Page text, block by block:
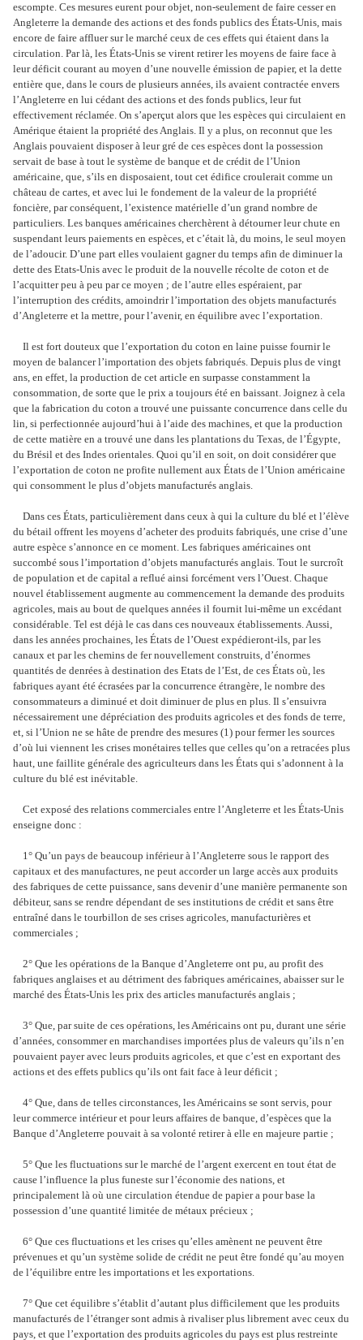
escompte. Ces mesures eurent pour objet, non-seulement de faire cesser en
Angleterre la demande des actions et des fonds publics des États-Unis, mais
encore de faire affluer sur le marché ceux de ces effets qui étaient dans la
circulation. Par là, les États-Unis se virent retirer les moyens de faire face à
leur déficit courant au moyen d’une nouvelle émission de papier, et la dette
entière que, dans le cours de plusieurs années, ils avaient contractée envers
l’Angleterre en lui cédant des actions et des fonds publics, leur fut
effectivement réclamée. On s’aperçut alors que les espèces qui circulaient en
Amérique étaient la propriété des Anglais. Il y a plus, on reconnut que les
Anglais pouvaient disposer à leur gré de ces espèces dont la possession
servait de base à tout le système de banque et de crédit de l’Union
américaine, que, s’ils en disposaient, tout cet édifice croulerait comme un
château de cartes, et avec lui le fondement de la valeur de la propriété
foncière, par conséquent, l’existence matérielle d’un grand nombre de
particuliers. Les banques américaines cherchèrent à détourner leur chute en
suspendant leurs paiements en espèces, et c’était là, du moins, le seul moyen
de l’adoucir. D’une part elles voulaient gagner du temps afin de diminuer la
dette des Etats-Unis avec le produit de la nouvelle récolte de coton et de
l’acquitter peu à peu par ce moyen ; de l’autre elles espéraient, par
l’interruption des crédits, amoindrir l’importation des objets manufacturés
d’Angleterre et la mettre, pour l’avenir, en équilibre avec l’exportation.
Il est fort douteux que l’exportation du coton en laine puisse fournir le
moyen de balancer l’importation des objets fabriqués. Depuis plus de vingt
ans, en effet, la production de cet article en surpasse constamment la
consommation, de sorte que le prix a toujours été en baissant. Joignez à cela
que la fabrication du coton a trouvé une puissante concurrence dans celle du
lin, si perfectionnée aujourd’hui à l’aide des machines, et que la production
de cette matière en a trouvé une dans les plantations du Texas, de l’Égypte,
du Brésil et des Indes orientales. Quoi qu’il en soit, on doit considérer que
l’exportation de coton ne profite nullement aux États de l’Union américaine
qui consomment le plus d’objets manufacturés anglais.
Dans ces États, particulièrement dans ceux à qui la culture du blé et l’élève
du bétail offrent les moyens d’acheter des produits fabriqués, une crise d’une
autre espèce s’annonce en ce moment. Les fabriques américaines ont
succombé sous l’importation d’objets manufacturés anglais. Tout le surcroît
de population et de capital a reflué ainsi forcément vers l’Ouest. Chaque
nouvel établissement augmente au commencement la demande des produits
agricoles, mais au bout de quelques années il fournit lui-même un excédant
considérable. Tel est déjà le cas dans ces nouveaux établissements. Aussi,
dans les années prochaines, les États de l’Ouest expédieront-ils, par les
canaux et par les chemins de fer nouvellement construits, d’énormes
quantités de denrées à destination des Etats de l’Est, de ces États où, les
fabriques ayant été écrasées par la concurrence étrangère, le nombre des
consommateurs a diminué et doit diminuer de plus en plus. Il s’ensuivra
nécessairement une dépréciation des produits agricoles et des fonds de terre,
et, si l’Union ne se hâte de prendre des mesures (1) pour fermer les sources
d’où lui viennent les crises monétaires telles que celles qu’on a retracées plus
haut, une faillite générale des agriculteurs dans les États qui s’adonnent à la
culture du blé est inévitable.
Cet exposé des relations commerciales entre l’Angleterre et les États-Unis
enseigne donc :
1° Qu’un pays de beaucoup inférieur à l’Angleterre sous le rapport des
capitaux et des manufactures, ne peut accorder un large accès aux produits
des fabriques de cette puissance, sans devenir d’une manière permanente son
débiteur, sans se rendre dépendant de ses institutions de crédit et sans être
entraîné dans le tourbillon de ses crises agricoles, manufacturières et
commerciales ;
2° Que les opérations de la Banque d’Angleterre ont pu, au profit des
fabriques anglaises et au détriment des fabriques américaines, abaisser sur le
marché des États-Unis les prix des articles manufacturés anglais ;
3° Que, par suite de ces opérations, les Américains ont pu, durant une série
d’années, consommer en marchandises importées plus de valeurs qu’ils n’en
pouvaient payer avec leurs produits agricoles, et que c’est en exportant des
actions et des effets publics qu’ils ont fait face à leur déficit ;
4° Que, dans de telles circonstances, les Américains se sont servis, pour
leur commerce intérieur et pour leurs affaires de banque, d’espèces que la
Banque d’Angleterre pouvait à sa volonté retirer à elle en majeure partie ;
5° Que les fluctuations sur le marché de l’argent exercent en tout état de
cause l’influence la plus funeste sur l’économie des nations, et
principalement là où une circulation étendue de papier a pour base la
possession d’une quantité limitée de métaux précieux ;
6° Que ces fluctuations et les crises qu’elles amènent ne peuvent être
prévenues et qu’un système solide de crédit ne peut être fondé qu’au moyen
de l’équilibre entre les importations et les exportations.
7° Que cet équilibre s’établit d’autant plus difficilement que les produits
manufacturés de l’étranger sont admis à rivaliser plus librement avec ceux du
pays, et que l’exportation des produits agricoles du pays est plus restreinte